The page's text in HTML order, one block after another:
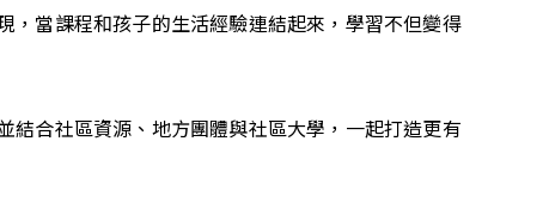
，當課程和孩子的生活經驗連結起來，學習不但變得
結合社區資源、地方團體與社區大學，一起打造更有